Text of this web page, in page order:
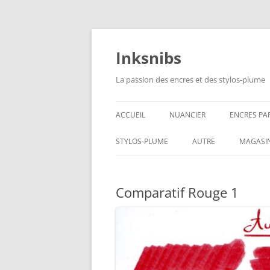
Aller
contenu
Inksnibs
La passion des encres et des stylos-plume
ACCUEIL NUANCIER ENCRES
ENCRES
ENCRES
ENCRES
ENCRES
STYLOS-PLUME AUTRE
CULINAIRE
Comparatif Rouge 1